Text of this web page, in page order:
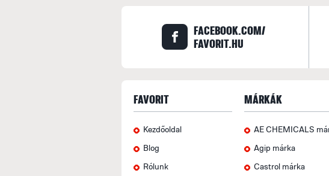
FACEBOOK.COM/
FAVORIT.HU
FAVORIT
Kezdőoldal
Blog
Rólunk
MÁRKÁK
AE CHEMICALS
Agip márka
Castrol márka